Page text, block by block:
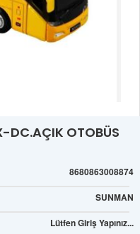
OTOBÜS
8680863008874
SUNMAN
Lütfen Giriş Yapınız...